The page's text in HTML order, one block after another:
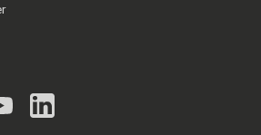
YouTubeLinkedIn